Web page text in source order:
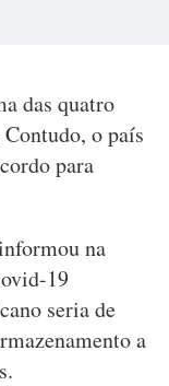
das quatro
o país
para
na
19
seria de
a